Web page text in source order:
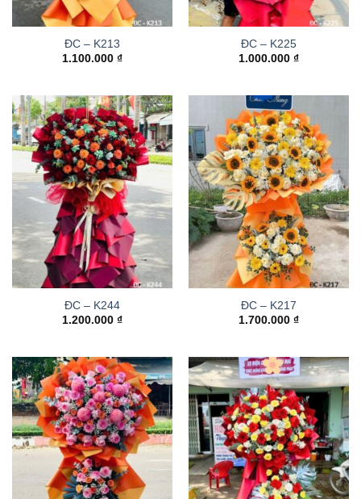
ĐC – K213
1.100.000 ₫
ĐC – K225
1.000.000 ₫
ĐC – K244
1.200.000 ₫
ĐC – K217
1.700.000 ₫